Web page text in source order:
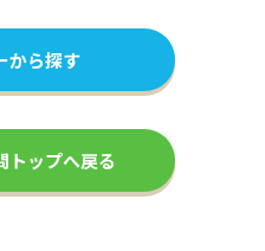
から探す
トップへ戻る